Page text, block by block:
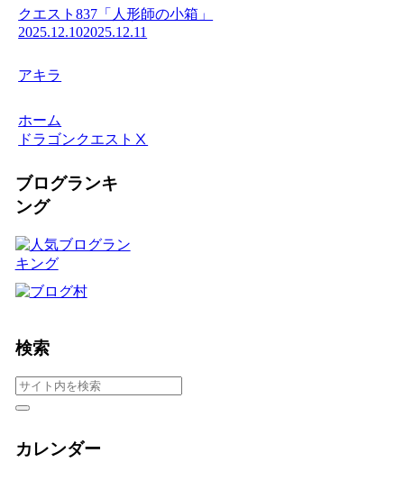
クエスト837「人形師の小箱」
2025.12.102025.12.11
アキラ
ホーム
ドラゴンクエストⅩ
ブログランキ
ング
検索
カレンダー